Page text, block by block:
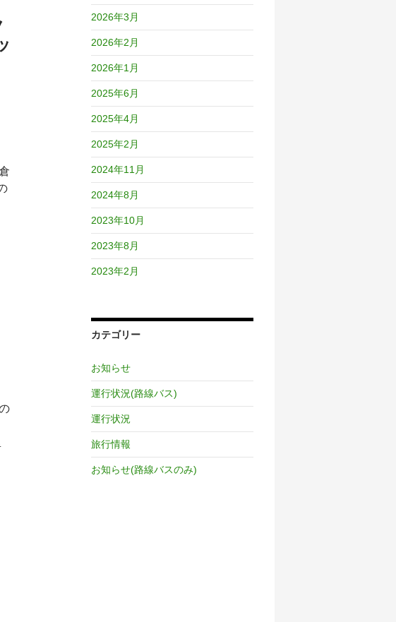
2026年3月
2026年2月
2026年1月
2025年6月
2025年4月
2025年2月
2024年11月
2024年8月
2023年10月
2023年8月
2023年2月
カテゴリー
お知らせ
運行状況(路線バス)
運行状況
旅行情報
お知らせ(路線バスのみ)